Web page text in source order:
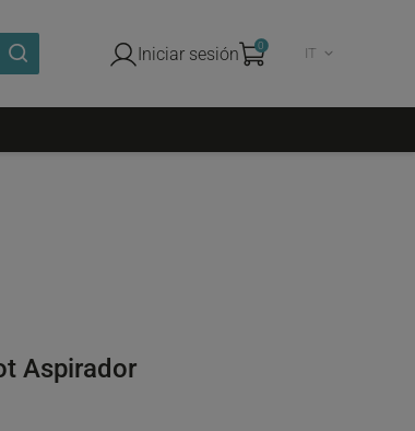
Iniciar sesión 0 IT
Aspirador